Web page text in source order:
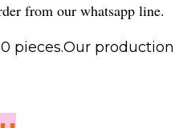
from our whatsapp line.